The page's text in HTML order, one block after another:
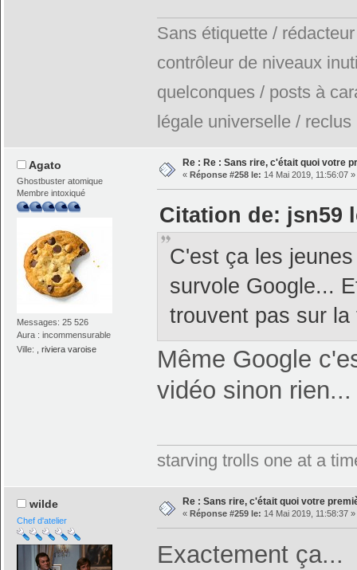
Sans étiquette /
contrôleur de niveaux
quelconques / posts à
légale universelle / reclus
Agato
Ghostbuster atomique
Membre intoxiqué
Messages: 25 526
Aura : incommensurable
Ville:
, riviera varoise
Re : Re : Sans rire, c'était quoi votre
« Réponse #258 le: 14 Mai 2019, 11:56:07 »
Citation de: jsn59
C'est ça les
survole Google...
trouvent pas sur
Même Google
vidéo sinon rien...
starving trolls one at a
wilde
Chef d'atelier
Re : Sans rire, c'était quoi votre
« Réponse #259 le: 14 Mai 2019, 11:58:37 »
Exactement ça...